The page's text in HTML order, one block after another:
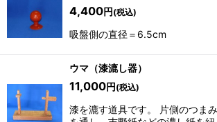
4,400円 (税込)
吸盤側の直径＝6.5cm
ウマ（漆漉し器）
11,000円 (税込)
漆を漉す道具です。 片側のつま